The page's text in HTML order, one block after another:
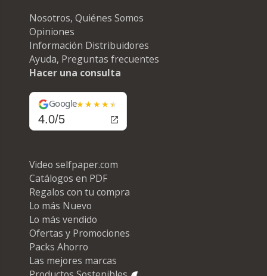
Nosotros, Quiénes Somos
Opiniones
Información Distribuidores
Ayuda, Preguntas frecuentes
Hacer una consulta
Google
4.0/5
Video selfpaper.com
Catálogos en PDF
Regalos con tu compra
Lo más Nuevo
Lo más vendido
Ofertas y Promociones
Packs Ahorro
Las mejores marcas